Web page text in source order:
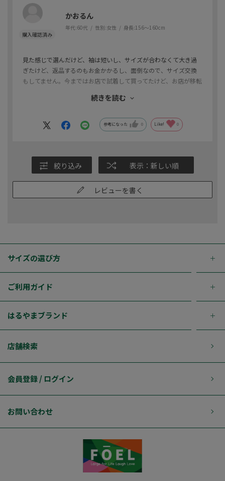
かおるん
年代:60代 性別:女性 身長:156～160cm
見た感じで選んだけど、袖は短いし、サイズが合わなくて大き過
ぎたけど、返品するのもお金かかるし、面倒なので、サイズ交換
もしてません。今まではお店で試着して買ってたけど、お店が移転
同じ物ならいいけど、初めての物は着てみないと分からないので
続きを読む
参考になった 0 Like! 0
絞り込み 表示：新しい順
レビューを書く
サイズの選び方
ご利用ガイド
はるやまブランド
店舗検索
会員登録 / ログイン
お問い合わせ